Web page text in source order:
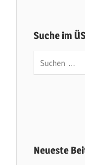
Suche im
Neueste